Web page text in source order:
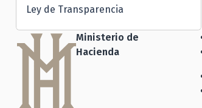
Ley de Transparencia
Ministerio de
Hacienda